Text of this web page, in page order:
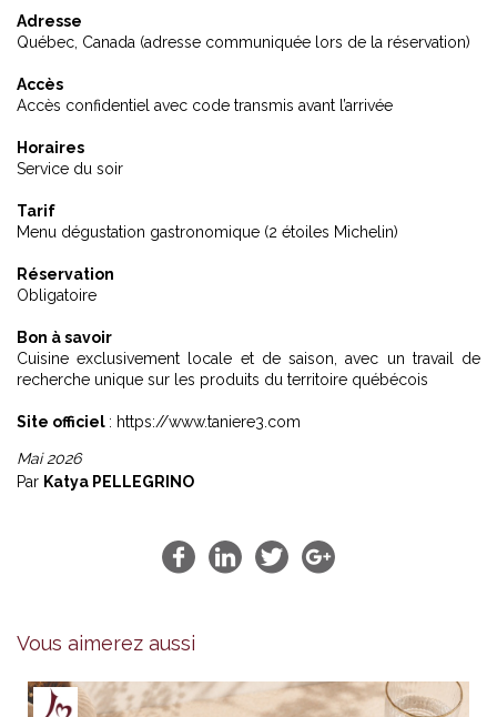
Adresse
Québec, Canada (adresse communiquée lors de la réservation)
Accès
Accès confidentiel avec code transmis avant l’arrivée
Horaires
Service du soir
Tarif
Menu dégustation gastronomique (2 étoiles Michelin)
Réservation
Obligatoire
Bon à savoir
Cuisine exclusivement locale et de saison, avec un travail de
recherche unique sur les produits du territoire québécois
Site officiel : https://www.taniere3.com
Mai 2026
Par Katya PELLEGRINO
Vous aimerez aussi